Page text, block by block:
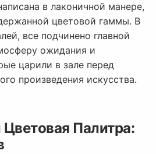
в лаконичной манере,
цветовой гаммы. В
все подчинено главной
ожидания и
царили в зале перед
произведения искусства.
Палитра: